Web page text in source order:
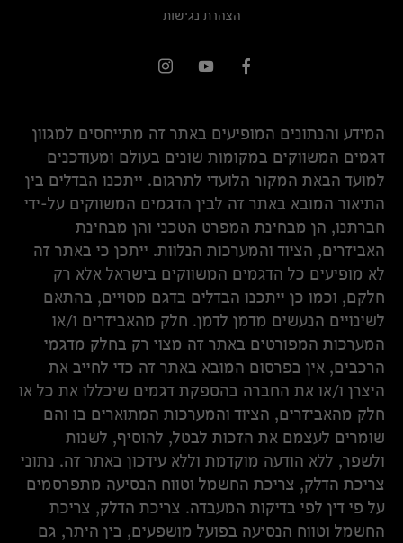
הצהרת נגישות
המידע והנתונים המופיעים באתר זה מתייחסים למגוון
דגמים המשווקים במקומות שונים בעולם ומעודכנים
למועד הבאת המקור הלועדי לתרגום. ייתכנו הבדלים בין
התיאור המובא באתר זה לבין הדגמים המשווקים על-ידי
חברתנו, הן מבחינת המפרט הטכני והן מבחינת
האביזרים, הציוד והמערכות הנלוות. ייתכן כי באתר זה
לא מופיעים כל הדגמים המשווקים בישראל אלא רק
חלקם, וכמו כן ייתכנו הבדלים בדגם מסויים, בהתאם
לשינויים הנעשים מדמן לדמן. חלק מהאביזרים ו/או
המערכות המפורטים באתר זה מצוי רק בחלק מדגמי
הרכבים, אין בפרסום המובא באתר זה כדי לחייב את
היצרן ו/או את החברה בהספקת דגמים שיכללו את כל או
חלק מהאביזרים, הציוד והמערכות המתוארים בו והם
שומרים לעצמם את הזכות לבטל, להוסיף, לשנות
ולשפר, ללא הודעה מוקדמת וללא עידכון באתר זה. נתוני
צריכת הדלק, צריכת החשמל וטווח הנסיעה מתפרסמים
על פי דין לפי בדיקות המעבדה. צריכת הדלק, צריכת
החשמל וטווח הנסיעה בפועל מושפעים, בין היתר, גם